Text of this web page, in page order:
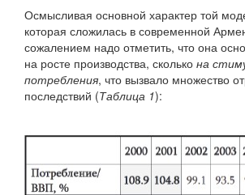
Осмысливая основной характер той
которая сложилась в современной
сожалением надо отметить, что она
на росте производства, сколько на
потребления, что вызвало множество
последствий (Таблица 1):